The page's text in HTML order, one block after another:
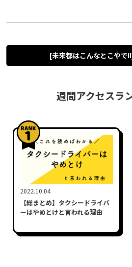
[未来都はこんなとこやで
週間アクセスラ
2022.10.04
【総まとめ】タクシードライバ
ーはやめとけと言われる理由